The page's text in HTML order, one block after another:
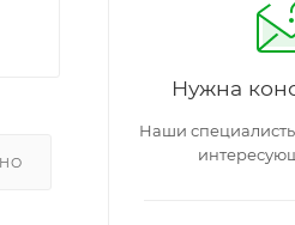
Нужна
Наши